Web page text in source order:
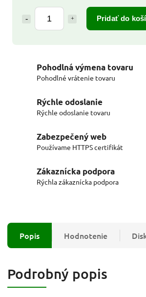
Pridať do
Pohodlná výmena tovaru
Pohodlné vrátenie tovaru
Rýchle odoslanie
Rýchle odoslanie tovaru
Zabezpečený web
Používame HTTPS certifikát
Zákaznícka podpora
Rýchla zákaznícka podpora
Popis Hodnotenie
Podrobný popis